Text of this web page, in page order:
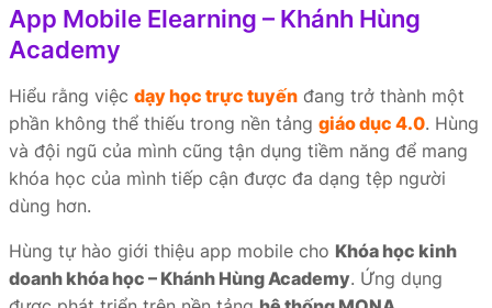
App Mobile Elearning – Khánh Hùng
Academy
Hiểu rằng việc dạy học trực tuyến đang trở thành một
phần không thể thiếu trong nền tảng giáo dục 4.0. Hùng
và đội ngũ của mình cũng tận dụng tiềm năng để mang
khóa học của mình tiếp cận được đa dạng tệp người
dùng hơn.
Hùng tự hào giới thiệu app mobile cho Khóa học kinh
doanh khóa học – Khánh Hùng Academy. Ứng dụng